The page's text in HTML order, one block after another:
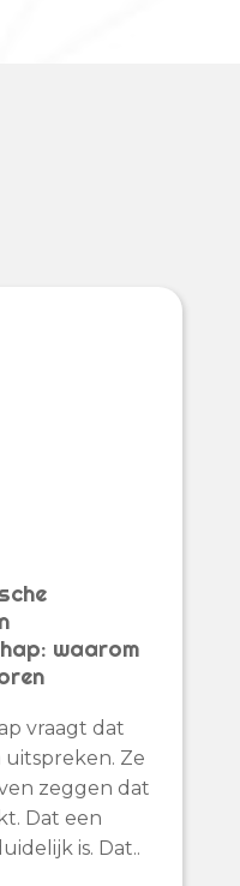
waarom
vraagt dat
uitspreken. Ze
zeggen dat
Dat een
is. Dat..